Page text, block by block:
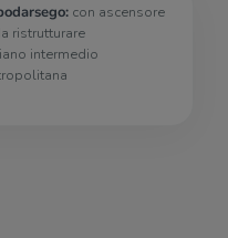
con ascensore
ristrutturare
intermedio